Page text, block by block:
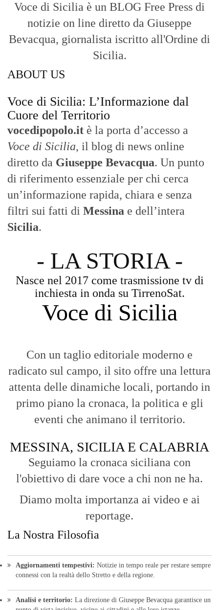
Voce di Sicilia è un BLOG Free Press di
notizie on line diretto da Giuseppe
Bevacqua, giornalista iscritto all'Ordine di
Sicilia.
ABOUT US
Voce di Sicilia: L’Informazione dal
Cuore del Territorio
vocedipopolo.it è la porta d’accesso a
Voce di Sicilia, il blog di news online
diretto da Giuseppe Bevacqua. Un punto
di riferimento essenziale per chi cerca
un’informazione rapida, chiara e senza
filtri sui fatti di Messina e dell’intera
Sicilia.
- LA STORIA -
Nasce nel 2017 come trasmissione tv di
inchiesta in onda su TirrenoSat.
Voce di Sicilia
Con un taglio editoriale moderno e
radicato sul campo, il sito offre una lettura
attenta delle dinamiche locali, portando in
primo piano la cronaca, la politica e gli
eventi che animano il territorio.
MESSINA, SICILIA E CALABRIA
Seguiamo la cronaca siciliana con
l'obiettivo di dare voce a chi non ne ha.
Diamo molta importanza ai video e ai
reportage.
La Nostra Filosofia
Aggiornamenti tempestivi: Notizie in tempo reale per restare sempre
connessi con la realtà dello Stretto e della regione.
Analisi e territorio: La direzione di Giuseppe Bevacqua garantisce un